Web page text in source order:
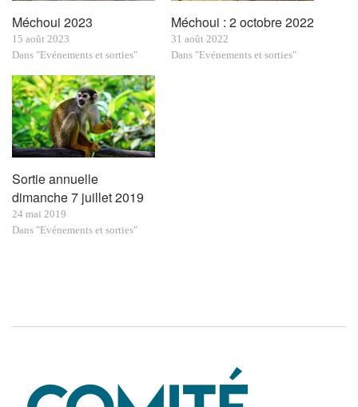
Méchoui 2023
15 août 2023
Dans "Evénements et sorties"
Méchoui : 2 octobre 2022
31 août 2022
Dans "Evénements et sorties"
Sortie annuelle
dimanche 7 juillet 2019
24 mai 2019
Dans "Evénements et sorties"